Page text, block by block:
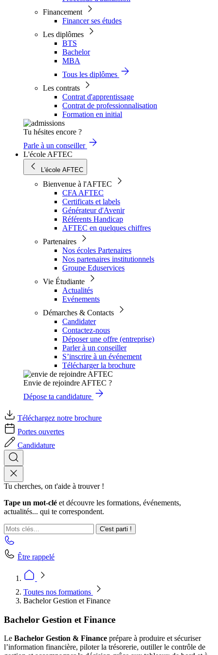
Financement
Financer ses études
Les diplômes
BTS
Bachelor
MBA
Tous les diplômes
Les contrats
Contrat d'apprentissage
Contrat de professionnalisation
Formation en initial
Tu hésites encore ?
Parle à un conseiller
L'école AFTEC
L'école AFTEC
Bienvenue à l'AFTEC
CFA AFTEC
Certificats et labels
Générateur d'Avenir
Référents Handicap
AFTEC en quelques chiffres
Partenaires
Nos écoles Partenaires
Nos partenaires institutionnels
Groupe Eduservices
Vie Étudiante
Actualités
Evénements
Démarches & Contacts
Candidater
Contactez-nous
Déposer une offre (entreprise)
Parler à un conseiller
S’inscrire à un événement
Télécharger la brochure
Envie de rejoindre AFTEC ?
Dépose ta candidature
Téléchargez notre brochure
Portes ouvertes
Candidature
Tu cherches, on t'aide à trouver !
Tape un mot-clé et découvre les formations, événements,
actualités... qui te correspondent.
C'est parti !
Être rappelé
Toutes nos formations
Bachelor Gestion et Finance
Bachelor Gestion et Finance
Le Bachelor Gestion & Finance prépare à produire et sécuriser
l’information financière, piloter la trésorerie, outiller le contrôle de